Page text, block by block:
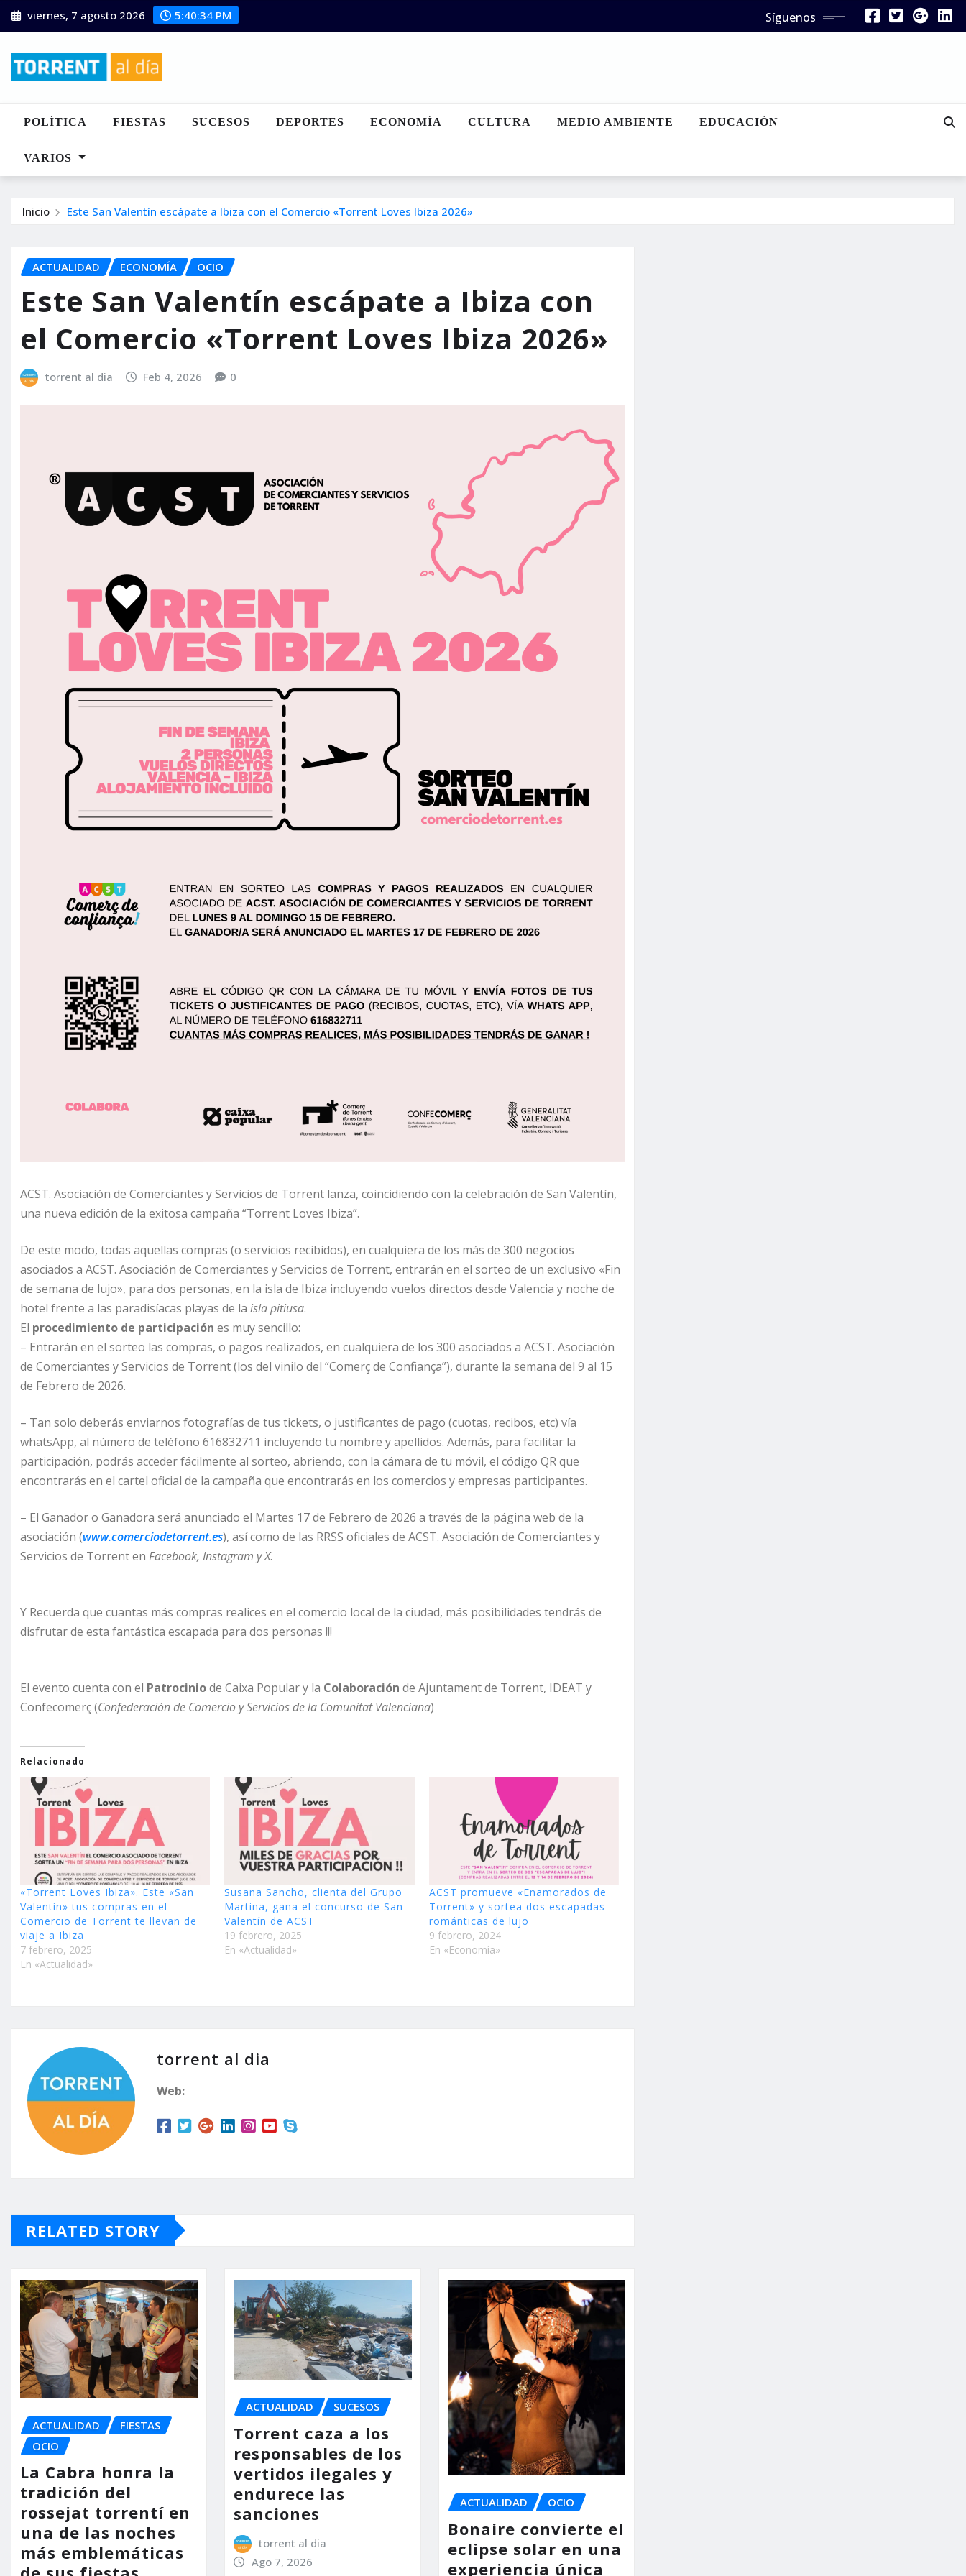
Saltar
al
viernes, 7 agosto 2026 5:40:35 PM Síguenos
POLÍTICA FIESTAS SUCESOS DEPORTES ECONOMÍA CULTURA MEDIO AMBIENTE EDUCACIÓN
VARIOS
Inicio Este San Valentín escápate a Ibiza con el Comercio «Torrent Loves Ibiza 2026»
ACTUALIDAD ECONOMÍA OCIO
Este San Valentín escápate a Ibiza con
el Comercio «Torrent Loves Ibiza 2026»
torrent al dia Feb 4, 2026 0
ACST. Asociación de Comerciantes y Servicios de Torrent lanza, coincidiendo con la celebración de San Valentín,
una nueva edición de la exitosa campaña “Torrent Loves Ibiza”.
De este modo, todas aquellas compras (o servicios recibidos), en cualquiera de los más de 300 negocios
asociados a ACST. Asociación de Comerciantes y Servicios de Torrent, entrarán en el sorteo de un exclusivo «Fin
de semana de lujo», para dos personas, en la isla de Ibiza incluyendo vuelos directos desde Valencia y noche de
hotel frente a las paradisíacas playas de la islapitiusa.
El procedimiento de participación es muy sencillo:
– Entrarán en el sorteo las compras, o pagos realizados, en cualquiera de los 300 asociados a ACST. Asociación
de Comerciantes y Servicios de Torrent (los del vinilo del “Comerç de Confiança”), durante la semana del 9 al 15
de Febrero de 2026.
– Tan solo deberás enviarnos fotografías de tus tickets, o justificantes de pago (cuotas, recibos, etc) vía
whatsApp, al número de teléfono 616832711 incluyendo tu nombre y apellidos. Además, para facilitar la
participación, podrás acceder fácilmente al sorteo, abriendo, con la cámara de tu móvil, el código QR que
encontrarás en el cartel oficial de la campaña que encontrarás en los comercios y empresas participantes.
– El Ganador o Ganadora será anunciado el Martes 17 de Febrero de 2026 a través de la página web de la
asociación (www.comerciodetorrent.es), así como de las RRSS oficiales de ACST. Asociación de Comerciantes y
Servicios de Torrent en Facebook, Instagram y X.
Y Recuerda que cuantas más compras realices en el comercio local de la ciudad, más posibilidades tendrás de
disfrutar de esta fantástica escapada para dos personas !!!
El evento cuenta con el Patrociniode Caixa Popular y la Colaboración de Ajuntament de Torrent, IDEAT y
Confecomerç (Confederación de Comercio y Servicios de la Comunitat Valenciana)
Relacionado
«Torrent Loves Ibiza». Este «San
Valentín» tus compras en el
Comercio de Torrent te llevan de
viaje a Ibiza
7 febrero, 2025
En «Actualidad»
Susana Sancho, clienta del Grupo
Martina, gana el concurso de San
Valentín de ACST
19 febrero, 2025
En «Actualidad»
ACST promueve «Enamorados de
Torrent» y sortea dos escapadas
románticas de lujo
9 febrero, 2024
En «Economía»
torrent al dia
Web:
RELATED STORY
ACTUALIDAD
FIESTAS
OCIO
La Cabra honra la
tradición del
rossejat torrentí en
una de las noches
más emblemáticas
ACTUALIDAD SUCESOS
Torrent caza a los
responsables de los
vertidos ilegales y
endurece las
sanciones
torrent al dia
Ago 7, 2026
ACTUALIDAD OCIO
Bonaire convierte el
eclipse solar en una
experiencia única